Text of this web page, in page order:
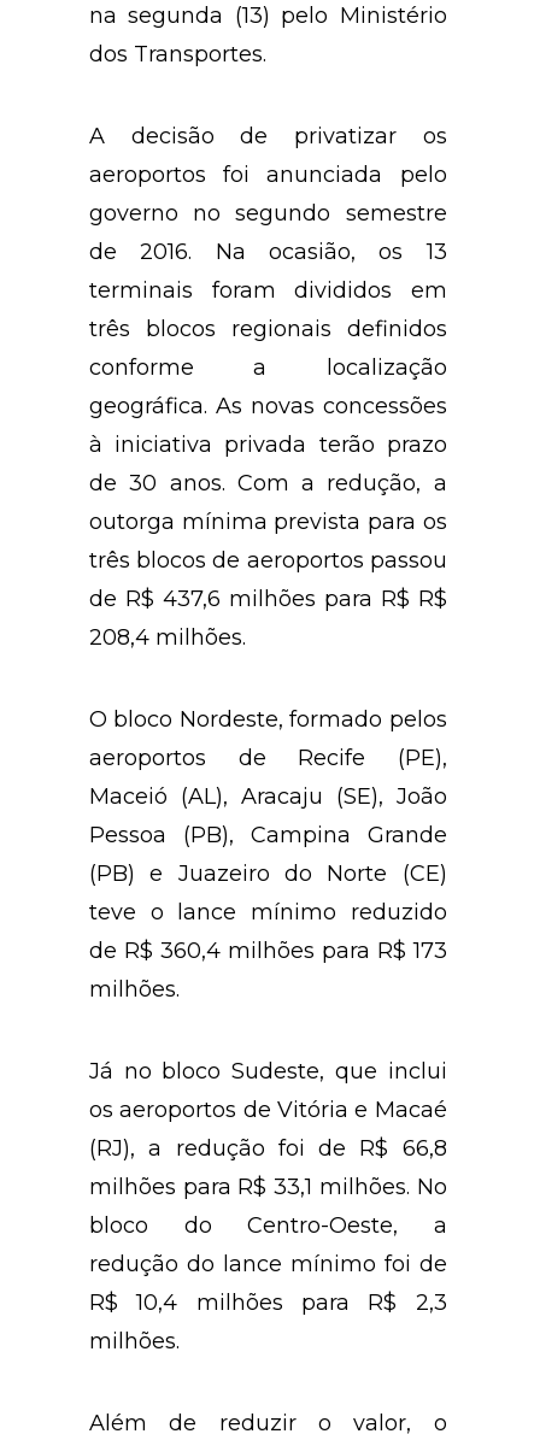
na segunda (13) pelo Ministério
dos Transportes.
A decisão de privatizar os
aeroportos foi anunciada pelo
governo no segundo semestre
de 2016. Na ocasião, os 13
terminais foram divididos em
três blocos regionais definidos
conforme a localização
geográfica. As novas concessões
à iniciativa privada terão prazo
de 30 anos. Com a redução, a
outorga mínima prevista para os
três blocos de aeroportos passou
de R$ 437,6 milhões para R$ R$
208,4 milhões.
O bloco Nordeste, formado pelos
aeroportos de Recife (PE),
Maceió (AL), Aracaju (SE), João
Pessoa (PB), Campina Grande
(PB) e Juazeiro do Norte (CE)
teve o lance mínimo reduzido
de R$ 360,4 milhões para R$ 173
milhões.
Já no bloco Sudeste, que inclui
os aeroportos de Vitória e Macaé
(RJ), a redução foi de R$ 66,8
milhões para R$ 33,1 milhões. No
bloco do Centro-Oeste, a
redução do lance mínimo foi de
R$ 10,4 milhões para R$ 2,3
milhões.
Além de reduzir o valor, o